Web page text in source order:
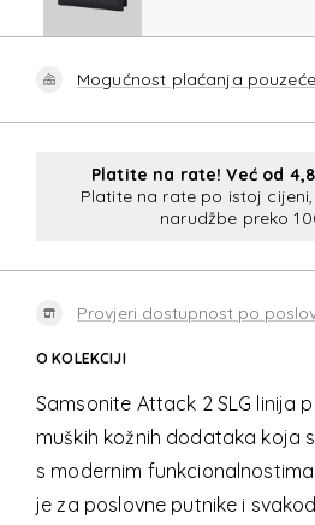
Mogućnost plaćanja
Platite na rate! Već od
Platite na rate po istoj
narudžbe preko
Provjeri dostupnost po
O KOLEKCIJI
Samsonite Attack 2 SLG linija
muških kožnih dodataka koja
s modernim
je za poslovne putnike i